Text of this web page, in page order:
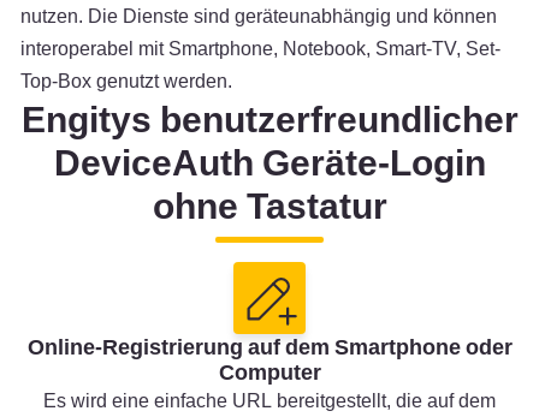
nutzen. Die Dienste sind geräteunabhängig und können
interoperabel mit Smartphone, Notebook, Smart-TV, Set-
Top-Box genutzt werden.
Engitys benutzerfreundlicher
DeviceAuth Geräte-Login
ohne Tastatur
Online-Registrierung auf dem Smartphone oder
Computer
Es wird eine einfache URL bereitgestellt, die auf dem